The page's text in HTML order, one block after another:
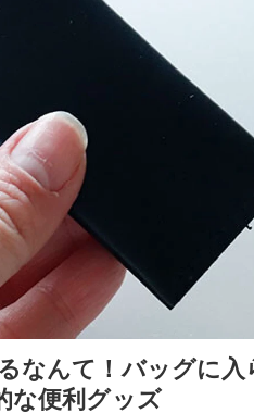
なんて！バッグに入
な便利グッズ